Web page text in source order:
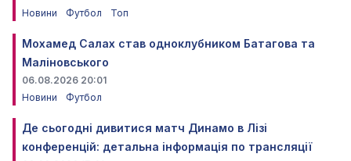
Новини
Футбол Топ
Мохамед Салах став одноклубником Батагова та
Маліновського
06.08.2026 20:01
Новини
Футбол
Де сьогодні дивитися матч Динамо в Лізі
конференцій: детальна інформація по трансляції